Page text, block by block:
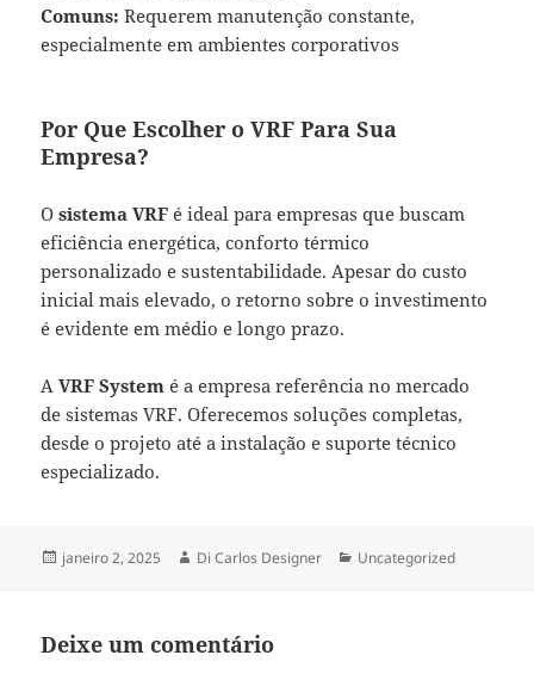
Comuns: Requerem manutenção constante,
especialmente em ambientes corporativos
Por Que Escolher o VRF Para Sua
Empresa?
Osistema VRF é ideal para empresas que buscam
eficiência energética, conforto térmico
personalizado e sustentabilidade. Apesar do custo
inicial mais elevado, o retorno sobre o investimento
é evidente em médio e longo prazo.
AVRF System é a empresa referência no mercado
de sistemas VRF. Oferecemos soluções completas,
desde o projeto até a instalação e suporte técnico
especializado.
Publicado
janeiro 2, 2025 Autor
Di Carlos Designer Categorias
Uncategorized
Deixe um comentário